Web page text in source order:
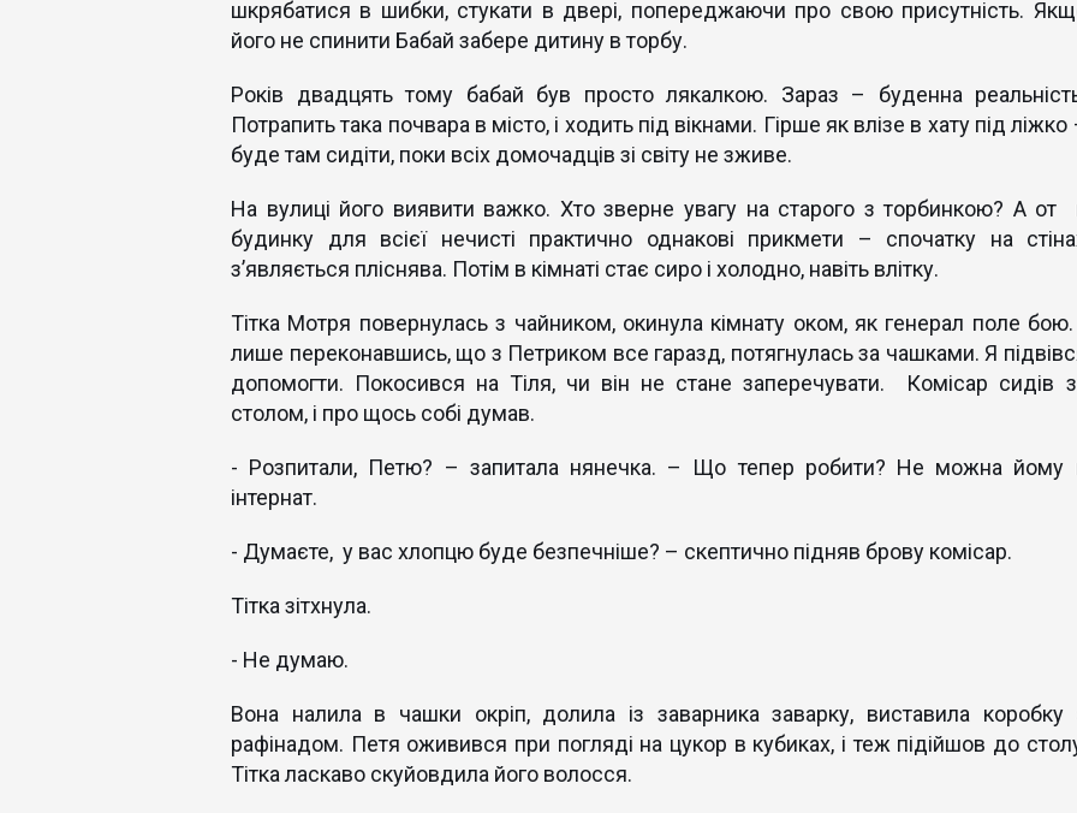
шкрябатися в шибки, стукати в двері, попереджаючи про свою присутність.
його не спинити Бабай забере дитину в торбу.
Років двадцять тому бабай був просто лякалкою. Зараз – буденна
Потрапить така почвара в місто, і ходить під вікнами. Гірше як влізе в хату під ліжко
буде там сидіти, поки всіх домочадців зі світу не зживе.
На вулиці його виявити важко. Хто зверне увагу на старого з торбинкою? А от
будинку для всієї нечисті практично однакові прикмети – спочатку на
з’являється пліснява. Потім в кімнаті стає сиро і холодно, навіть влітку.
Тітка Мотря повернулась з чайником, окинула кімнату оком, як генерал поле бою.
лише переконавшись, що з Петриком все гаразд, потягнулась за чашками. Я
допомогти. Покосився на Тіля, чи він не стане заперечувати. Комісар сидів
столом, і про щось собі думав.
- Розпитали, Петю? – запитала нянечка. – Що тепер робити? Не можна йому
інтернат.
- Думаєте, у вас хлопцю буде безпечніше? – скептично підняв брову комісар.
Тітка зітхнула.
- Не думаю.
Вона налила в чашки окріп, долила із заварника заварку, виставила коробку
рафінадом. Петя оживився при погляді на цукор в кубиках, і теж підійшов до
Тітка ласкаво скуйовдила його волосся.